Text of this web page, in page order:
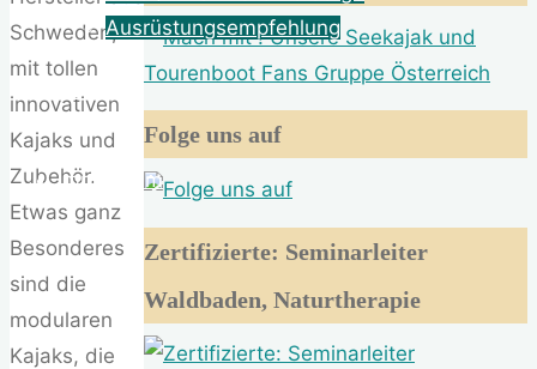
Ausrüstungsempfehlung
About
Impressum
Schweden,
mit tollen
innovativen
Kajaks und
Zubehör.
Etwas ganz
Besonderes
sind die
modularen
Kajaks, die
Folge uns auf
Zertifizierte: Seminarleiter
Waldbaden, Naturtherapie